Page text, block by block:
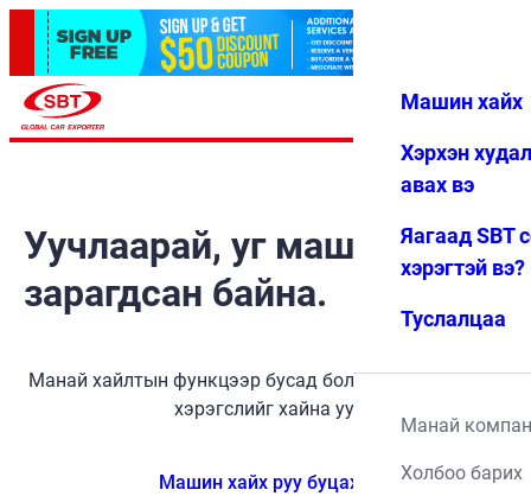
Дуртай Цэс
Машин хайх
Хэрхэн
авах вэ
Яагаад SBT
хэрэгтэй вэ?
Туслалцаа
Манай
Холбоо барих
Уучлаарай, уг машин
зарагдсан байна.
Манай хайлтын функцээр бусад боломжит тээврийн
хэрэгслийг хайна уу.
Машин хайх руу буцах